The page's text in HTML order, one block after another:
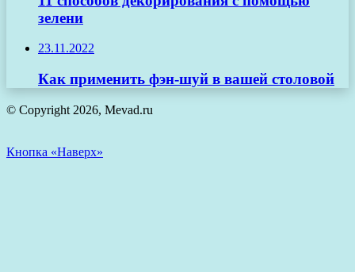
зелени
23.11.2022
Как применить фэн-шуй в вашей столовой
© Copyright 2026, Mevad.ru
Кнопка «Наверх»